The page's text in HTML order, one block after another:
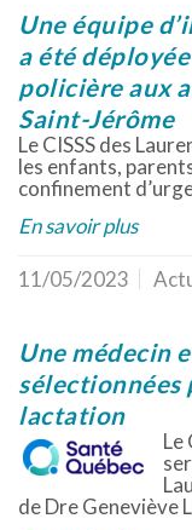
Une équipe
a été
policière aux
Saint-Jérôme
Le CISSS des
les enfants,
confinement
En savoir plus
11/05/2023
Une médecin
sélectionnées
lactation
Le
de Dre Geneviève